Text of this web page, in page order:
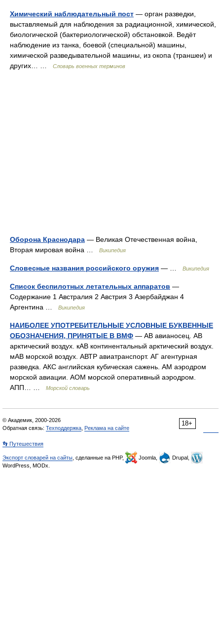
Химический наблюдательный пост — орган разведки,
выставляемый для наблюдения за радиационной, химической,
биологической (бактериологической) обстановкой. Ведёт
наблюдение из танка, боевой (специальной) машины,
химической разведывательной машины, из окопа (траншеи) и
других… …
Словарь военных терминов
Оборона Краснодара — Великая Отечественная война,
Вторая мировая война …
Википедия
Словесные названия российского оружия — … Википедия
Список беспилотных летательных аппаратов —
Содержание 1 Австралия 2 Австрия 3 Азербайджан 4
Аргентина …
Википедия
НАИБОЛЕЕ УПОТРЕБИТЕЛЬНЫЕ УСЛОВНЫЕ БУКВЕННЫЕ
ОБОЗНАЧЕНИЯ, ПРИНЯТЫЕ В ВМФ — АВ авианосец. АВ
арктический воздух. кАВ континентальный арктический воздух.
мАВ морской воздух. АВТР авиатранспорт. АГ агентурная
разведка. АКС английская кубическая сажень. AM аэродром
морской авиации. АОМ морской оперативный аэродром.
АПП… …
Морской словарь
18+
© Академик, 2000-2026
Обратная связь: Техподдержка Реклама на сайте
👣 Путешествия
Экспорт словарей на сайты , сделанные на PHP, Joomla,
Drupal,
WordPress, MODx.